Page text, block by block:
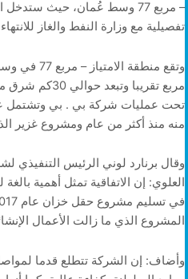
– مربع 77 وسط عُمان، حيث
تفصيلية مع وزارة النفط والغاز
تحت عمليات شركة بي . بي وتشتمل
منه منذ أكثر من عام ومشروع غزير
وقال برنارد لوني الرئيس التنفيذي
العلوي: إن الاتفاقية تمثل أهمية
المشروع الذي ما زالت الأعمال
وأضاف: إن الشركة تتطلع قدما